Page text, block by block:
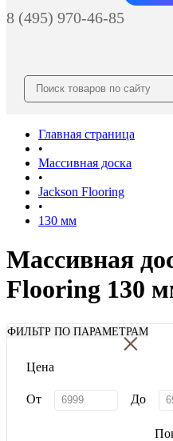
8 (495) 970-46-85
Главная страница
•
Массивная доска
•
Jackson Flooring
•
130 мм
Массивная
Flooring 130
ФИЛЬТР ПО ПАРАМЕТРАМ
×
Цена
От До